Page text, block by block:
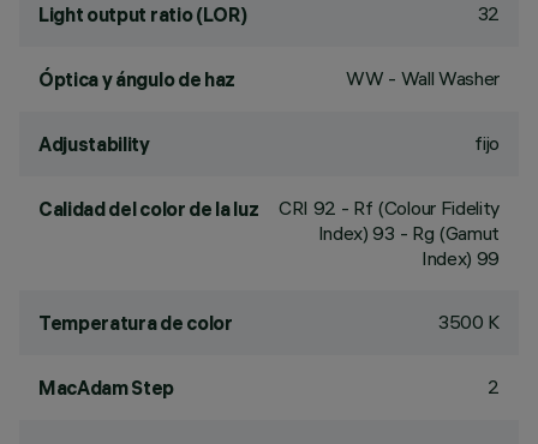
Light output ratio (LOR) 32
Óptica y ángulo de haz WW - Wall Washer
Adjustability fijo
Calidad del color de la luz CRI 92 - Rf (Colour Fidelity
Index) 93 - Rg (Gamut
Index) 99
Temperatura de color 3500 K
MacAdam Step 2